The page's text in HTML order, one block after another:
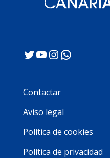
Twitter
YouTube
Instagram
WhatsApp
Contactar
Aviso legal
Política de cookies
Política de privacidad